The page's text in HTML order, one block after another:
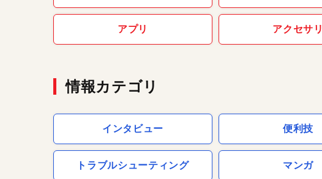
アプリ アクセサリ
情報カテゴリ
インタビュー 便利技
トラブルシューティング マンガ